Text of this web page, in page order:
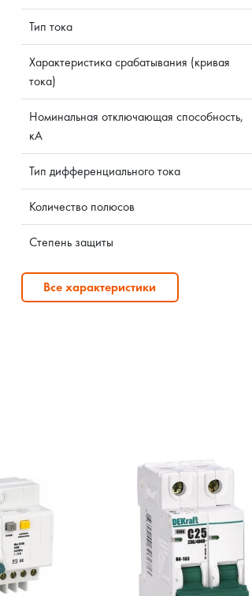
Тип тока
Характеристика срабатывания (кривая
тока)
Номинальная отключающая способность,
кА
Тип дифференциального тока
Количество полюсов
Степень защиты
Все характеристики